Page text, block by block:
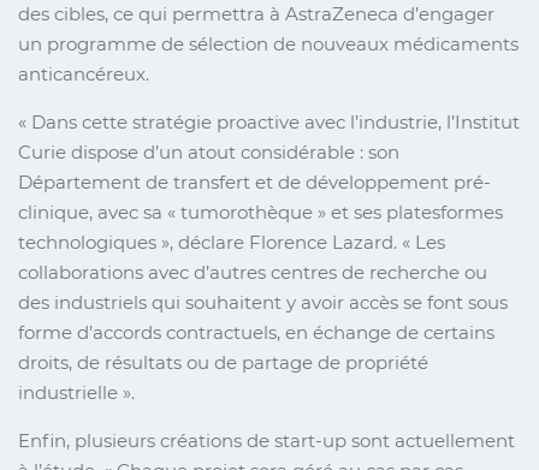
des cibles, ce qui permettra à AstraZeneca d’engager
un programme de sélection de nouveaux médicaments
anticancéreux.
« Dans cette stratégie proactive avec l’industrie, l’Institut
Curie dispose d’un atout considérable : son
Département de transfert et de développement pré-
clinique, avec sa « tumorothèque » et ses platesformes
technologiques », déclare Florence Lazard. « Les
collaborations avec d’autres centres de recherche ou
des industriels qui souhaitent y avoir accès se font sous
forme d’accords contractuels, en échange de certains
droits, de résultats ou de partage de propriété
industrielle ».
Enfin, plusieurs créations de start-up sont actuellement